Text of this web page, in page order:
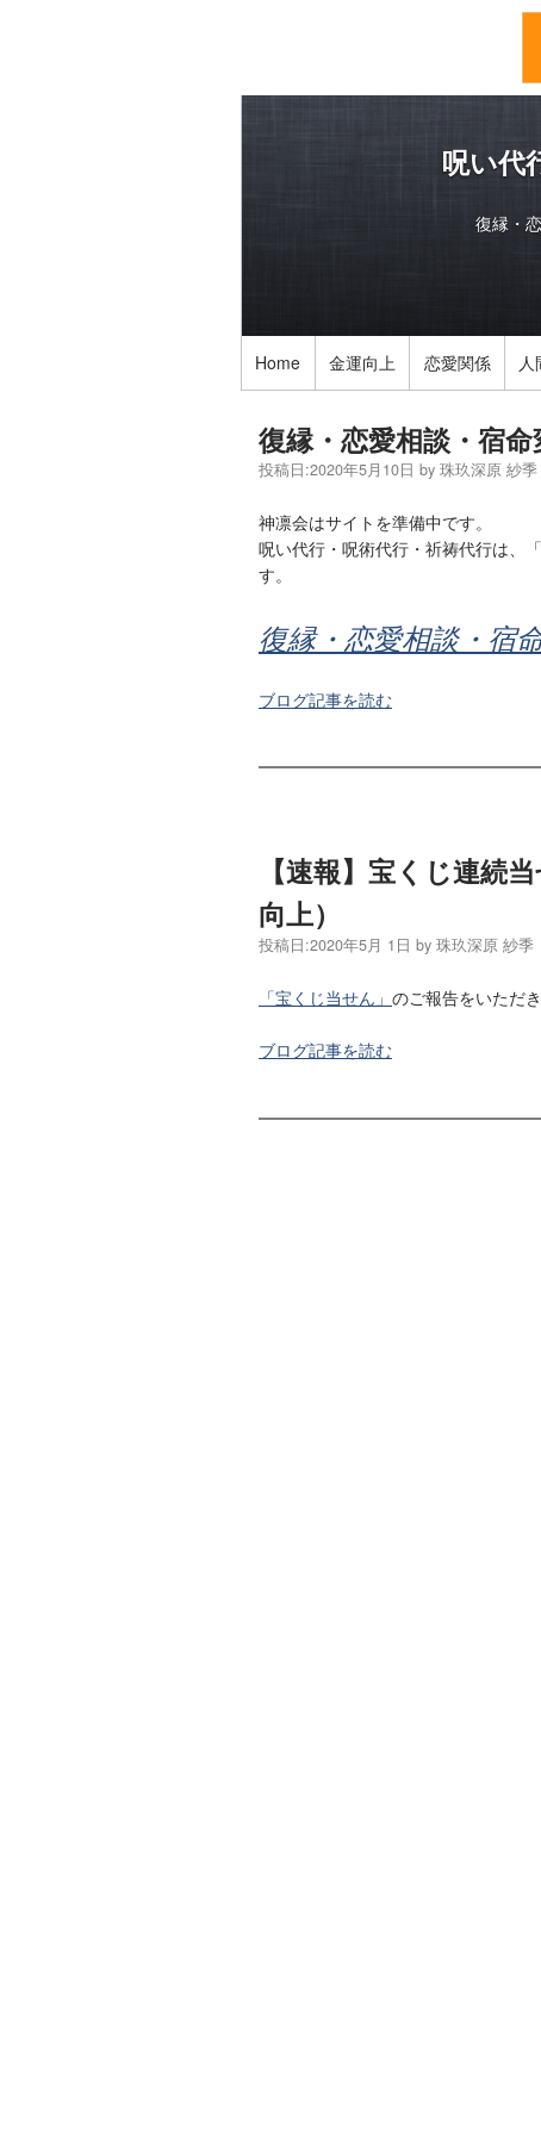
呪い代
復縁・
Home 金運向上 恋愛関係 人
復縁・恋愛相談・宿命
投稿日:2020年5月10日 by 珠玖深原 紗季
神凛会はサイトを準備中です。
呪い代行・呪術代行・祈祷代行は、
す。
復縁・恋愛相談・宿
ブログ記事を読む
【速報】宝くじ連続
向上）
投稿日:2020年5月 1日 by 珠玖深原 紗季
「宝くじ当せん」 のご報告をいただき
ブログ記事を読む